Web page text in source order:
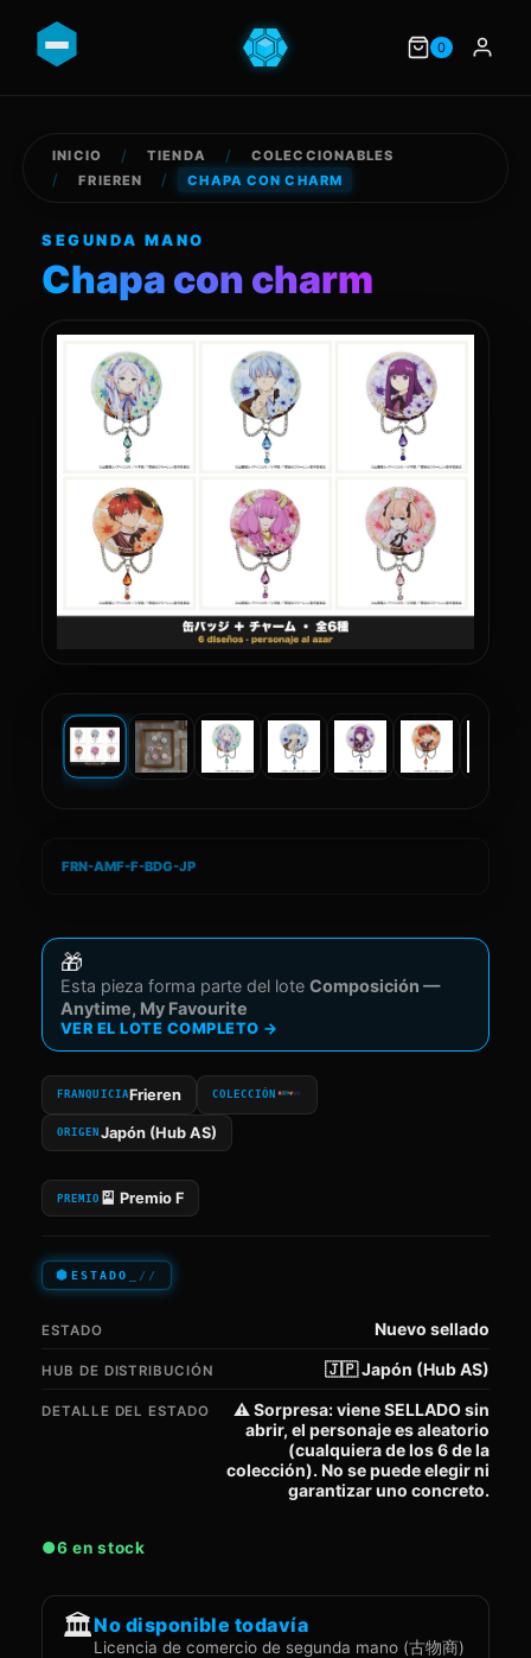
0
INICIO / TIENDA / COLECCIONABLES
/ FRIEREN / CHAPA CON CHARM
SEGUNDA MANO
Chapa con charm
FRN-AMF-F-BDG-JP
🎁
Esta pieza forma parte del lote Composición —
Anytime, My Favourite
VER EL LOTE COMPLETO →
FRANQUICIAFrieren COLECCIÓN
ORIGEN Japón (Hub AS)
PREMIO 🎴 Premio F
ESTADO
ESTADO Nuevo sellado
HUB DE DISTRIBUCIÓN 🇯🇵 Japón (Hub AS)
DETALLE DEL ESTADO
⚠️ Sorpresa: viene SELLADO sin
abrir, el personaje es aleatorio
(cualquiera de los 6 de la
colección). No se puede elegir ni
garantizar uno concreto.
6 en stock
🏛️No disponible todavía
Licencia de comercio de segunda mano (古物商)